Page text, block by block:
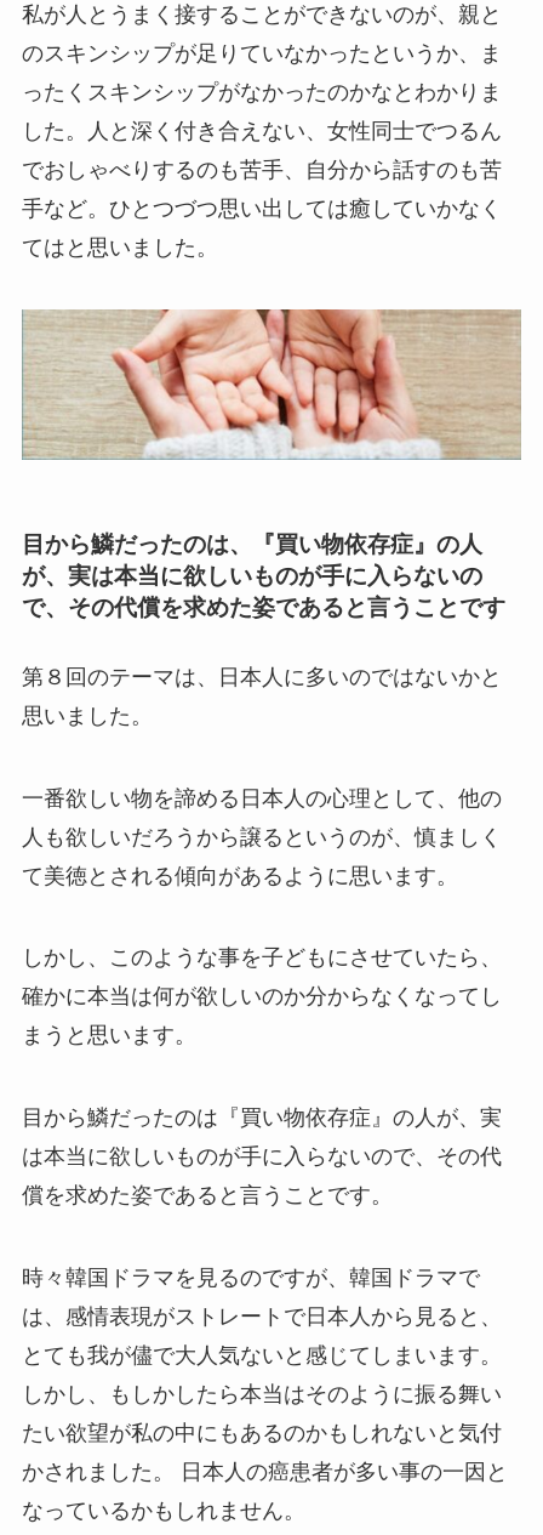
私が人とうまく接することができないのが、親と
のスキンシップが足りていなかったというか、ま
ったくスキンシップがなかったのかなとわかりま
した。人と深く付き合えない、女性同士でつるん
でおしゃべりするのも苦手、自分から話すのも苦
手など。ひとつづつ思い出しては癒していかなく
てはと思いました。
目から鱗だったのは、『買い物依存症』の人
が、実は本当に欲しいものが手に入らないの
で、その代償を求めた姿であると言うことです
第８回のテーマは、日本人に多いのではないかと
思いました。
一番欲しい物を諦める日本人の心理として、他の
人も欲しいだろうから譲るというのが、慎ましく
て美徳とされる傾向があるように思います。
しかし、このような事を子どもにさせていたら、
確かに本当は何が欲しいのか分からなくなってし
まうと思います。
目から鱗だったのは『買い物依存症』の人が、実
は本当に欲しいものが手に入らないので、その代
償を求めた姿であると言うことです。
時々韓国ドラマを見るのですが、韓国ドラマで
は、感情表現がストレートで日本人から見ると、
とても我が儘で大人気ないと感じてしまいます。
しかし、もしかしたら本当はそのように振る舞い
たい欲望が私の中にもあるのかもしれないと気付
かされました。 日本人の癌患者が多い事の一因と
なっているかもしれません。